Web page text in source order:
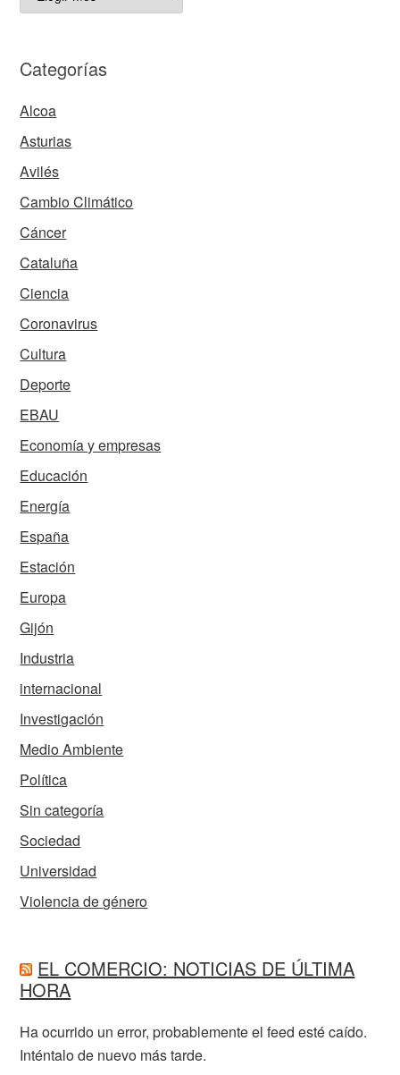
ARCHIVADOS
Categorías
Alcoa
Asturias
Avilés
Cambio Climático
Cáncer
Cataluña
Ciencia
Coronavirus
Cultura
Deporte
EBAU
Economía y empresas
Educación
Energía
España
Estación
Europa
Gijón
Industria
internacional
Investigación
Medio Ambiente
Política
Sin categoría
Sociedad
Universidad
Violencia de género
EL COMERCIO: NOTICIAS DE ÚLTIMA
HORA
Ha ocurrido un error, probablemente el feed esté caído.
Inténtalo de nuevo más tarde.